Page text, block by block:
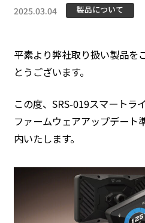
2025.03.04 製品について
平素より弊社取り扱い製品を
とうございます。
この度、SRS-019スマートラ
ファームウェアアップデート
内いたします。